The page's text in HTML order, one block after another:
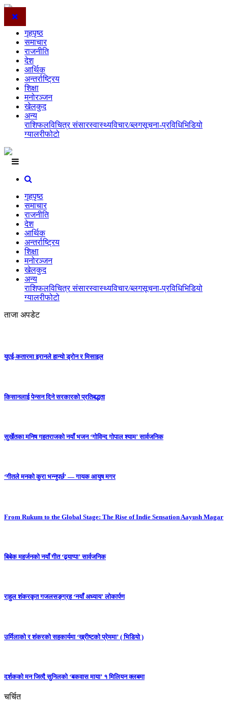
गृहपृष्ठ
समाचार
राजनीति
देश
आर्थिक
अन्तर्राष्ट्रिय
शिक्षा
मनोरञ्जन
खेलकुद
अन्य
राशिफलविचित्र संसारस्वास्थ्यविचार/ब्लगसूचना-प्रविधिभिडियो
ग्यालरीफोटो
गृहपृष्ठ
समाचार
राजनीति
देश
आर्थिक
अन्तर्राष्ट्रिय
शिक्षा
मनोरञ्जन
खेलकुद
अन्य
राशिफलविचित्र संसारस्वास्थ्यविचार/ब्लगसूचना-प्रविधिभिडियो
ग्यालरीफोटो
ताजा अपडेट
युएई-कतारमा इरानले हान्यो ड्रोन र मिसाइल
किसानलाई पेन्सन दिने सरकारको प्रतिबद्धता
सुर्खेतका मनिष गहतराजको नयाँ भजन ‘गोविन्द गोपाल श्याम’ सार्वजनिक
‘गीतले मनको कुरा भन्नुपर्छ’ — गायक आयुष मगर
From Rukum to the Global Stage: The Rise of Indie Sensation Aayush Magar
बिबेक महर्जनको नयाँ गीत ‘ढ्याप्पा’ सार्वजनिक
राहुल शंकरकृत गजलसङ्ग्रह ‘नयाँ अध्याय’ लोकार्पण
उर्मिलाको र शंकरको सहकार्यमा ‘ख्रीष्टको प्रेममा’ ( भिडियो )
दर्शकको मन जित्दै सुनिलको ‘बकवास माया’ १ मिलियन क्लबमा
चर्चित